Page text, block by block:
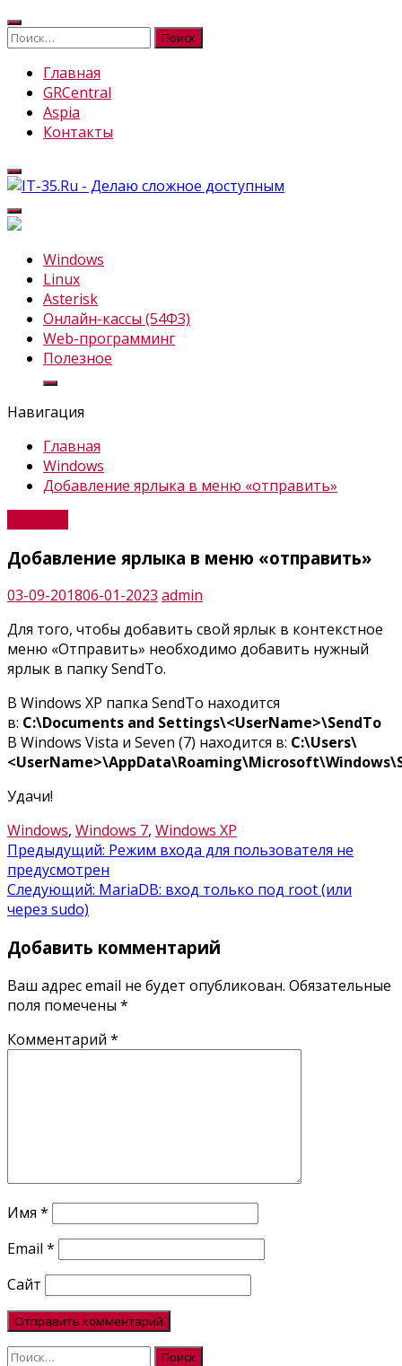
Перейти
кНайти:
Главная
GRCentral
Aspia
Контакты
IT-35.Ru
Делаю сложное доступным
Windows
Linux
Asterisk
Онлайн-кассы (54ФЗ)
Web-программинг
Полезное
Навигация
Главная
Windows
Добавление ярлыка в меню «отправить»
Добавление ярлыка в меню «отправить»
03-09-201806-01-2023 admin
Для того, чтобы добавить свой ярлык в контекстное
меню «Отправить» необходимо добавить нужный
ярлык в папку SendTo.
В Windows XP папка SendTo находится
в: C:\Documents and Settings\<UserName>\SendTo
В Windows Vista и Seven (7) находится в: C:\Users\
Удачи!
Windows, Windows 7, Windows XP
Навигация
по
записям
Предыдущий: Режим входа для пользователя не
предусмотрен
Следующий: MariaDB: вход только под root (или
через sudo)
Добавить комментарий
Ваш адрес email не будет опубликован. Обязательные
поля помечены *
Комментарий *
Имя *
Email *
Сайт
Найти: